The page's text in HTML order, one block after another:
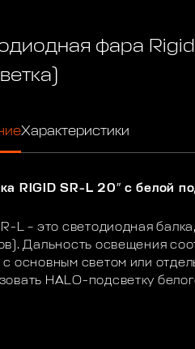
фара
Характеристики
RIGID SR-L 20″ с белой
L – это светодиодная
Дальность освещения
с основным светом или
HALO-подсветку